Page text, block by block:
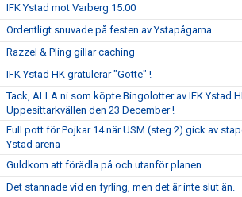
IFK Ystad mot Varberg 15.00
Ordentligt snuvade på festen av Ystapågarna
Razzel & Pling gillar caching
IFK Ystad HK gratulerar "Gotte" !
Tack, ALLA ni som köpte Bingolotter av IFK Ystad
Uppesittarkvällen den 23 December !
Full pott för Pojkar 14 när USM (steg 2) gick av
Ystad arena
Guldkorn att förädla på och utanför planen.
Det stannade vid en fyrling, men det är inte slut än.